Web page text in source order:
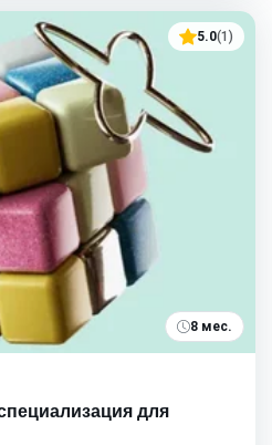
5.0(1)
8 мес.
для